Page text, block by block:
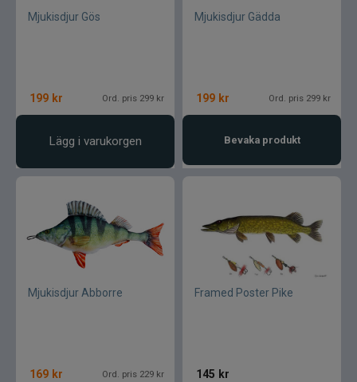
Mjukisdjur Gös
199 kr Ord. pris 299 kr
Lägg i varukorgen
Mjukisdjur Gädda
199 kr Ord. pris 299 kr
Bevaka produkt
Mjukisdjur Abborre
169 kr Ord. pris 229 kr
Framed Poster Pike
145 kr